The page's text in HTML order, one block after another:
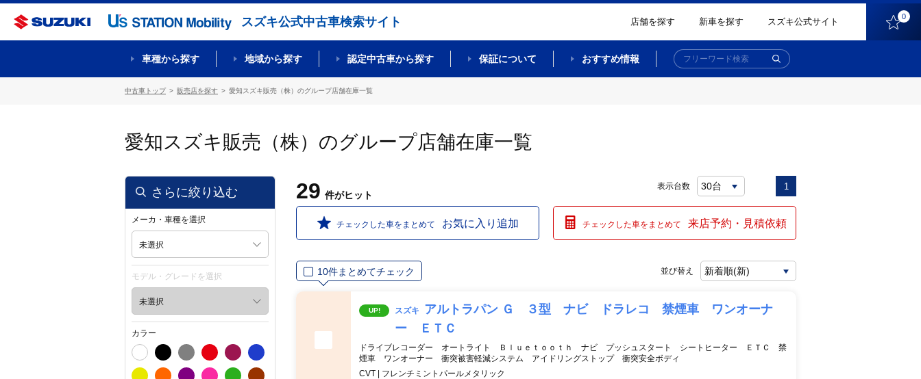
スズキ公式中古車検索サイト 店舗を探す 新車を探す スズキ公式サイト 0
車種から探す 地域から探す 認定中古車から探す 保証について おすすめ情報
中古車トップ 販売店を探す 愛知スズキ販売（株）のグループ店舗在庫一覧
愛知スズキ販売（株）のグループ店舗在庫一覧
さらに絞り込む
メーカ・車種を選択
未選択
モデル・グレードを選択
未選択
カラー
29 件がヒット
表示台数 1
チェックした車をまとめて お気に入り追加 チェックした車をまとめて 来店予約・見積依頼
10件まとめてチェック 並び替え
UP! スズキ
アルトラパン Ｇ ３型 ナビ ドラレコ 禁煙車 ワンオーナ
ー ＥＴＣ
ドライブレコーダー オートライト Ｂｌｕｅｔｏｏｔｈ ナビ プッシュスタート シートヒーター ＥＴＣ 禁
煙車 ワンオーナー 衝突被害軽減システム アイドリングストップ 衝突安全ボディ
CVT | フレンチミントパールメタリック